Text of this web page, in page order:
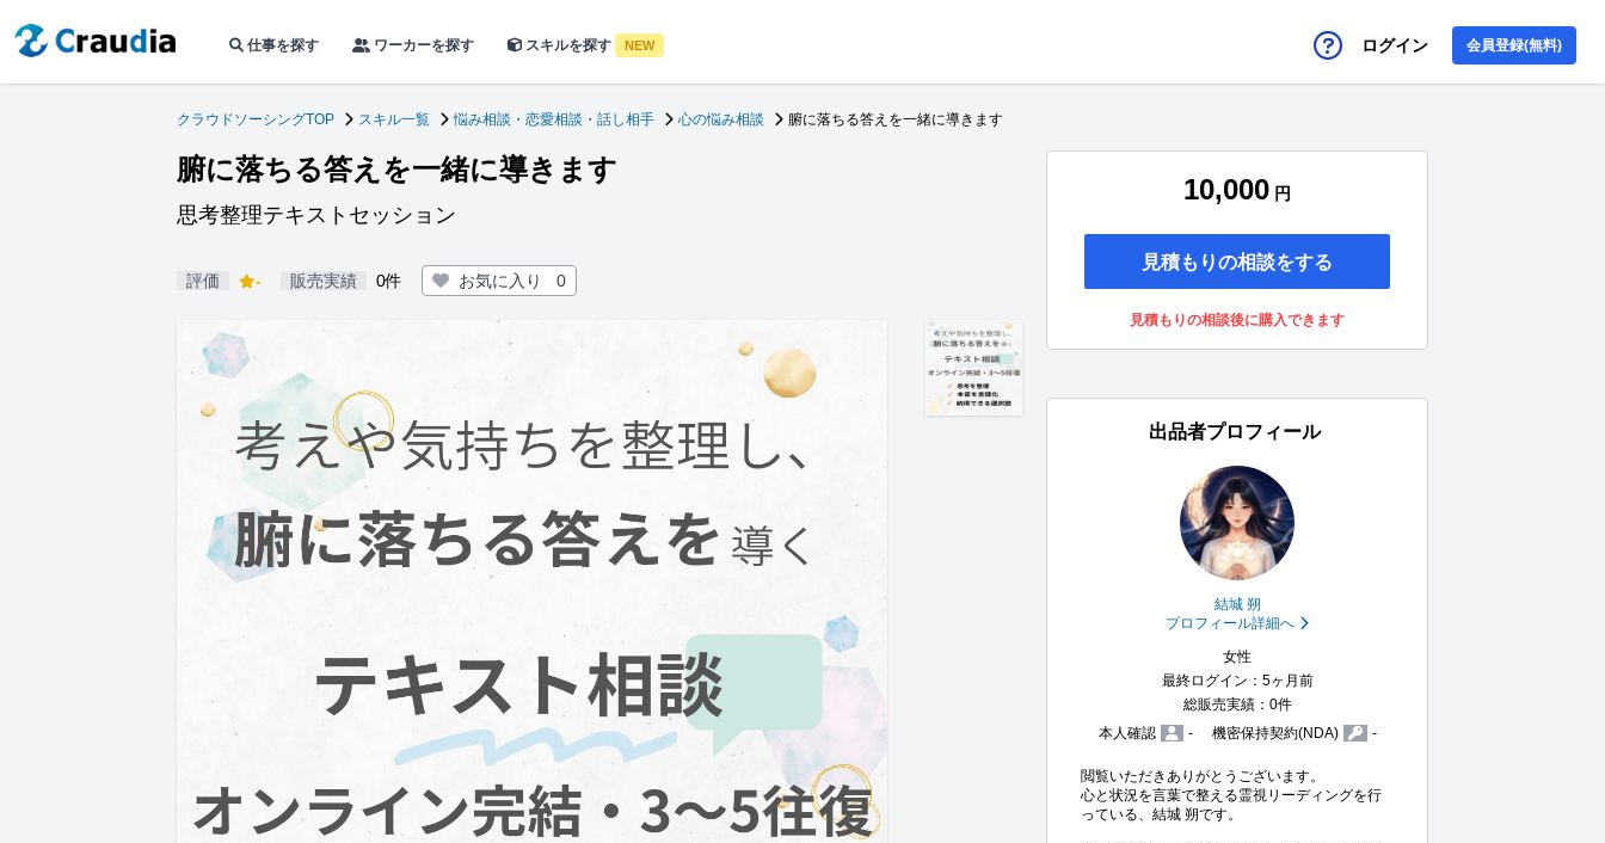
仕事を探す ワーカーを探す スキルを探す NEW ログイン 会員登録(無料)
クラウドソーシングTOP スキル一覧 悩み相談・恋愛相談・話し相手 心の悩み相談 腑に落ちる答えを一緒に導きます
腑に落ちる答えを一緒に導きます
思考整理テキストセッション
評価 - 販売実績 0件 お気に入り 0
10,000 円
見積もりの相談をする
見積もりの相談後に購入できます
出品者プロフィール
結城 朔
プロフィール詳細へ
女性
最終ログイン：5ヶ月前
総販売実績：0件
本人確認
- 機密保持契約(NDA) -
閲覧いただきありがとうございます。
心と状況を言葉で整える霊視リーディングを行
っている、結城 朔です。